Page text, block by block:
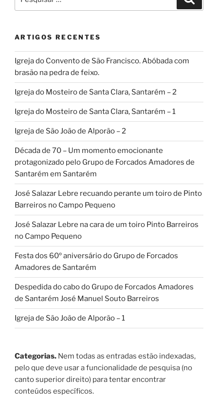
por:
ARTIGOS RECENTES
Igreja do Convento de São Francisco. Abóbada com
brasão na pedra de feixo.
Igreja do Mosteiro de Santa Clara, Santarém – 2
Igreja do Mosteiro de Santa Clara, Santarém – 1
Igreja de São João de Alporão – 2
Década de 70 – Um momento emocionante
protagonizado pelo Grupo de Forcados Amadores de
Santarém em Santarém
José Salazar Lebre recuando perante um toiro de Pinto
Barreiros no Campo Pequeno
José Salazar Lebre na cara de um toiro Pinto Barreiros
no Campo Pequeno
Festa dos 60º aniversário do Grupo de Forcados
Amadores de Santarém
Despedida do cabo do Grupo de Forcados Amadores
de Santarém José Manuel Souto Barreiros
Igreja de São João de Alporão – 1
Categorias. Nem todas as entradas estão indexadas,
pelo que deve usar a funcionalidade de pesquisa (no
canto superior direito) para tentar encontrar
conteúdos específicos.